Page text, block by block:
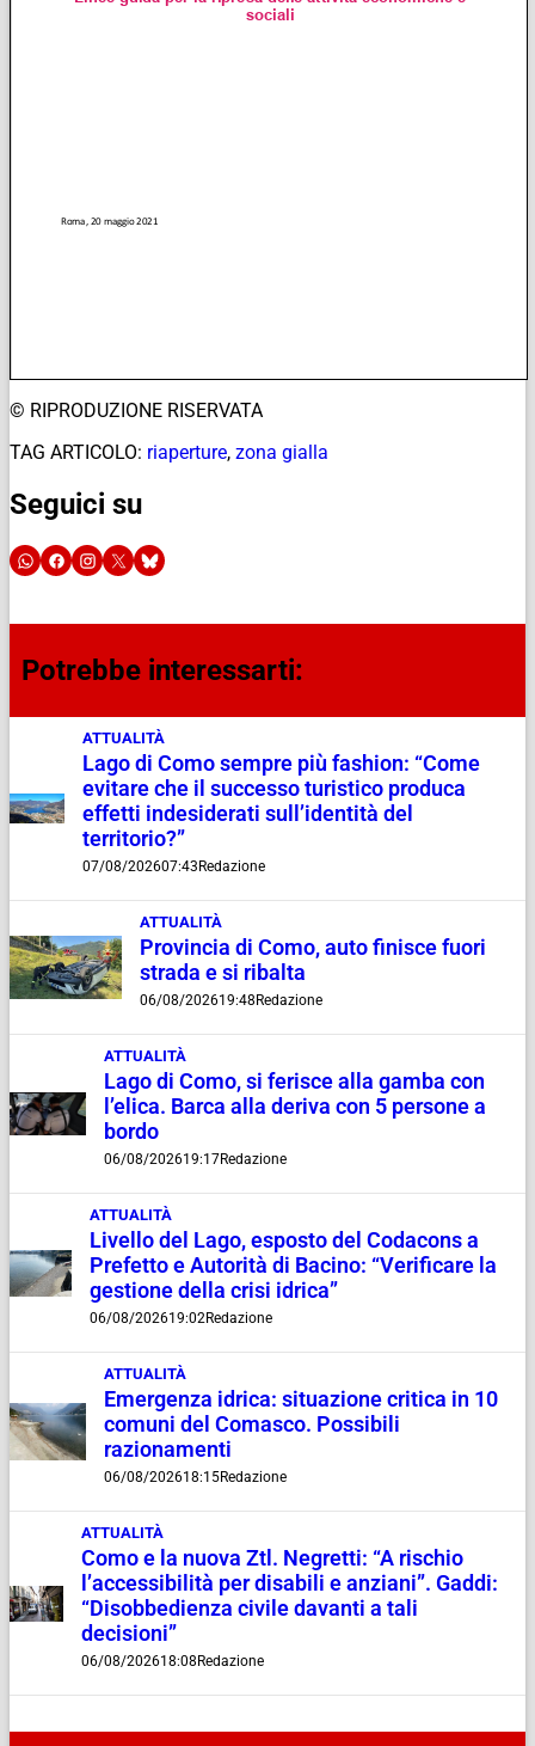
© RIPRODUZIONE RISERVATA
TAG ARTICOLO: riaperture, zona gialla
Seguici su
Potrebbe interessarti:
ATTUALITÀ
Lago di Como sempre più fashion: “Come
evitare che il successo turistico produca
effetti indesiderati sull’identità del
territorio?”
07/08/202607:43 Redazione
ATTUALITÀ
Provincia di Como, auto finisce fuori
strada e si ribalta
06/08/202619:48 Redazione
ATTUALITÀ
Lago di Como, si ferisce alla gamba con
l’elica. Barca alla deriva con 5 persone a
bordo
06/08/202619:17Redazione
ATTUALITÀ
Livello del Lago, esposto del Codacons a
Prefetto e Autorità di Bacino: “Verificare la
gestione della crisi idrica”
06/08/202619:02Redazione
ATTUALITÀ
Emergenza idrica: situazione critica in 10
comuni del Comasco. Possibili
razionamenti
06/08/202618:15Redazione
ATTUALITÀ
Como e la nuova Ztl. Negretti: “A rischio
l’accessibilità per disabili e anziani”. Gaddi:
“Disobbedienza civile davanti a tali
decisioni”
06/08/202618:08 Redazione